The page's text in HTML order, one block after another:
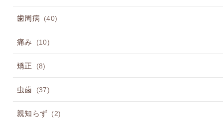
歯周病 (40)
痛み (10)
矯正 (8)
虫歯 (37)
親知らず (2)